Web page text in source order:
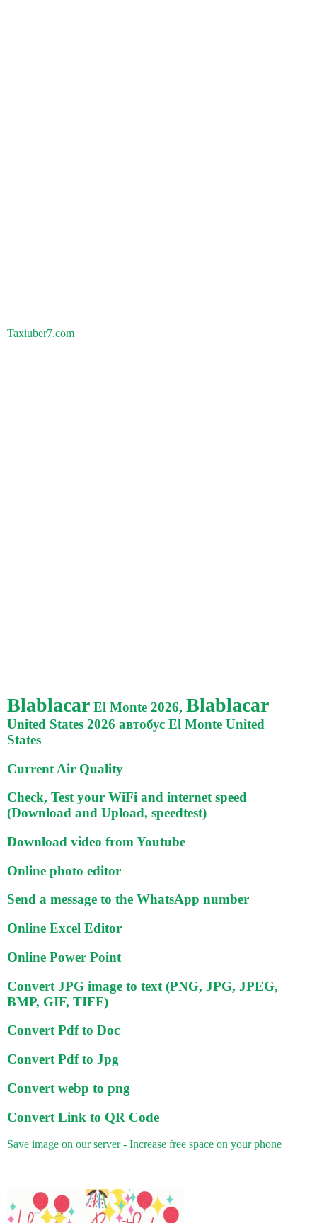
Taxiuber7.com
Blablacar El Monte 2026, Blablacar
United States 2026 автобус El Monte United
States
Current Air Quality
Check, Test your WiFi and internet speed
(Download and Upload, speedtest)
Download video from Youtube
Online photo editor
Send a message to the WhatsApp number
Online Excel Editor
Online Power Point
Convert JPG image to text (PNG, JPG, JPEG,
BMP, GIF, TIFF)
Convert Pdf to Doc
Convert Pdf to Jpg
Convert webp to png
Convert Link to QR Code
Save image on our server - Increase free space on your phone